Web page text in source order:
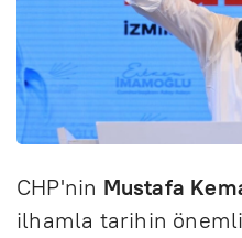
CHP'nin Mustafa
ilhamla tarihin